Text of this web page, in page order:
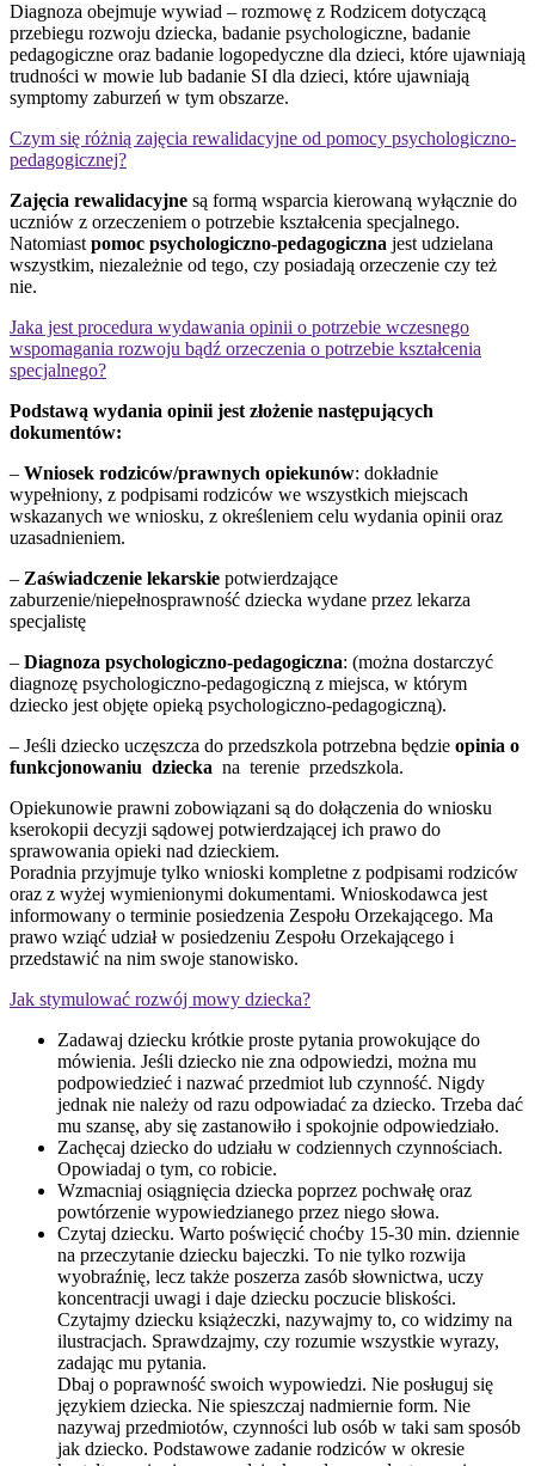
Diagnoza obejmuje wywiad – rozmowę z Rodzicem dotyczącą
przebiegu rozwoju dziecka, badanie psychologiczne, badanie
pedagogiczne oraz badanie logopedyczne dla dzieci, które ujawniają
trudności w mowie lub badanie SI dla dzieci, które ujawniają
symptomy zaburzeń w tym obszarze.
Czym się różnią zajęcia rewalidacyjne od pomocy psychologiczno-
pedagogicznej?
Zajęcia rewalidacyjne są formą wsparcia kierowaną wyłącznie do
uczniów z orzeczeniem o potrzebie kształcenia specjalnego.
Natomiast pomoc psychologiczno-pedagogiczna jest udzielana
wszystkim, niezależnie od tego, czy posiadają orzeczenie czy też
nie.
Jaka jest procedura wydawania opinii o potrzebie wczesnego
wspomagania rozwoju bądź orzeczenia o potrzebie kształcenia
specjalnego?
Podstawą wydania opinii jest złożenie następujących
dokumentów:
– Wniosek rodziców/prawnych opiekunów: dokładnie
wypełniony, z podpisami rodziców we wszystkich miejscach
wskazanych we wniosku, z określeniem celu wydania opinii oraz
uzasadnieniem.
– Zaświadczenie lekarskie potwierdzające
zaburzenie/niepełnosprawność dziecka wydane przez lekarza
specjalistę
– Diagnoza psychologiczno-pedagogiczna: (można dostarczyć
diagnozę psychologiczno-pedagogiczną z miejsca, w którym
dziecko jest objęte opieką psychologiczno-pedagogiczną).
– Jeśli dziecko uczęszcza do przedszkola potrzebna będzie opinia o
funkcjonowaniu dziecka na terenie przedszkola.
Opiekunowie prawni zobowiązani są do dołączenia do wniosku
kserokopii decyzji sądowej potwierdzającej ich prawo do
sprawowania opieki nad dzieckiem.
Poradnia przyjmuje tylko wnioski kompletne z podpisami rodziców
oraz z wyżej wymienionymi dokumentami. Wnioskodawca jest
informowany o terminie posiedzenia Zespołu Orzekającego. Ma
prawo wziąć udział w posiedzeniu Zespołu Orzekającego i
przedstawić na nim swoje stanowisko.
Jak stymulować rozwój mowy dziecka?
Zadawaj dziecku krótkie proste pytania prowokujące do
mówienia. Jeśli dziecko nie zna odpowiedzi, można mu
podpowiedzieć i nazwać przedmiot lub czynność. Nigdy
jednak nie należy od razu odpowiadać za dziecko. Trzeba dać
mu szansę, aby się zastanowiło i spokojnie odpowiedziało.
Zachęcaj dziecko do udziału w codziennych czynnościach.
Opowiadaj o tym, co robicie.
Wzmacniaj osiągnięcia dziecka poprzez pochwałę oraz
powtórzenie wypowiedzianego przez niego słowa.
Czytaj dziecku. Warto poświęcić choćby 15-30 min. dziennie
na przeczytanie dziecku bajeczki. To nie tylko rozwija
wyobraźnię, lecz także poszerza zasób słownictwa, uczy
koncentracji uwagi i daje dziecku poczucie bliskości.
Czytajmy dziecku książeczki, nazywajmy to, co widzimy na
ilustracjach. Sprawdzajmy, czy rozumie wszystkie wyrazy,
zadając mu pytania.
Dbaj o poprawność swoich wypowiedzi. Nie posługuj się
językiem dziecka. Nie spieszczaj nadmiernie form. Nie
nazywaj przedmiotów, czynności lub osób w taki sam sposób
jak dziecko. Podstawowe zadanie rodziców w okresie